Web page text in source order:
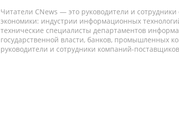
Читатели CNews — это руководители и
экономики: индустрии информационных
технические специалисты департаментов
государственной власти, банков, промышленных
руководители и сотрудники компаний-